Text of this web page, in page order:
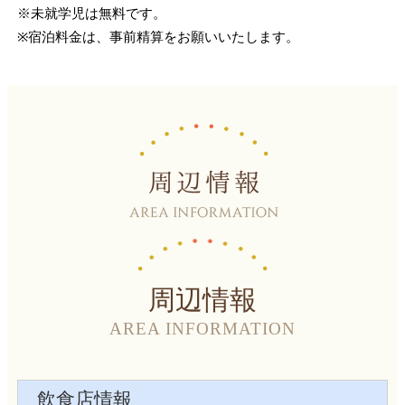
※未就学児は無料です。
※宿泊料金は、事前精算をお願いいたします。
周辺情報
AREA INFORMATION
飲食店情報